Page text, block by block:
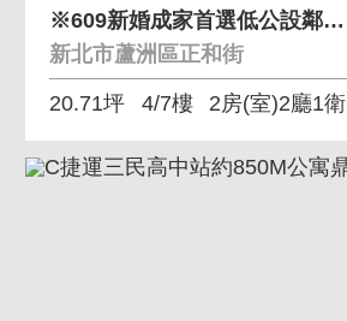
※609新婚成家首選低公設鄰三民高中捷運站兩房
新北市蘆洲區正和街
20.71坪 4/7樓 2房(室)2廳1衛